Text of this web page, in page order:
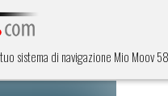
sistema di navigazione Mio